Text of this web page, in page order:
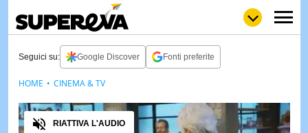
LOLGULP
LOVENEWS
STORIE
Seguici su: Google Discover Fonti preferite
Audio
RIATTIVA L'AUDIO
HOME CINEMA & TV